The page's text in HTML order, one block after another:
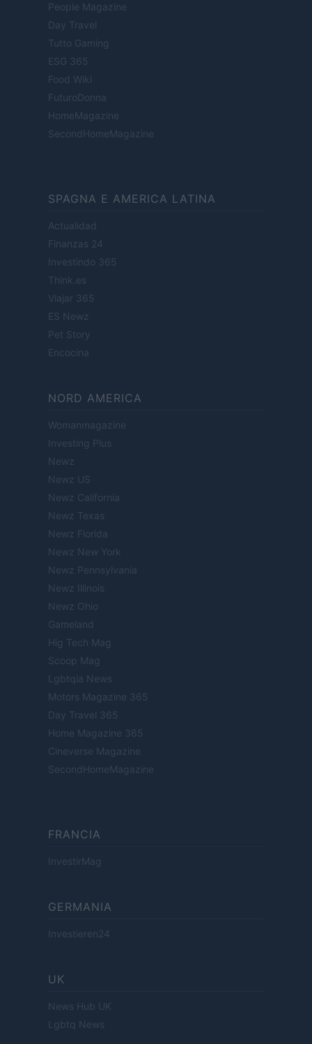
People Magazine
Day Travel
Tutto Gaming
ESG 365
Food Wiki
FuturoDonna
HomeMagazine
SecondHomeMagazine
SPAGNA E AMERICA LATINA
Actualidad
Finanzas 24
Investindo 365
Think.es
Viajar 365
ES Newz
Pet Story
Encocina
NORD AMERICA
Womanmagazine
Investing Plus
Newz
Newz US
Newz California
Newz Texas
Newz Florida
Newz New York
Newz Pennsylvania
Newz Illinois
Newz Ohio
Gameland
Hig Tech Mag
Scoop Mag
Lgbtqia News
Motors Magazine 365
Day Travel 365
Home Magazine 365
Cineverse Magazine
SecondHomeMagazine
FRANCIA
InvestirMag
GERMANIA
Investieren24
UK
News Hub UK
Lgbtq News